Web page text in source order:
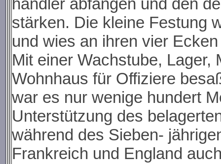
händler abfangen und den
stärken. Die kleine Festung
und wies an ihren vier
Mit einer Wachstube, Lager,
Wohnhaus für Offiziere
war es nur wenige hundert
Unterstützung des
während des Sieben-
Frankreich und England